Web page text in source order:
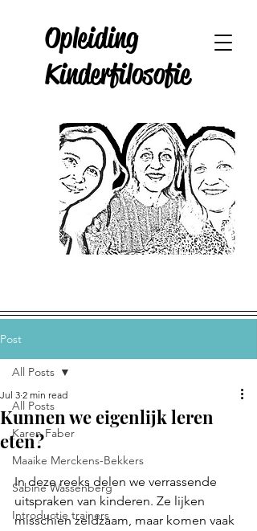
Opleiding
Kinderfilosofie
Post
All Posts
Karen Faber
Maaike Merckens-Bekkers
Sabine Wassenberg
Introductie trainers
All Posts
Kunnen we eigenlijk leren
eten?
Jul 3 2 min read
In deze reeks delen we verrassende
uitspraken van kinderen. Ze lijken
misschien zeldzaam, maar komen vaak